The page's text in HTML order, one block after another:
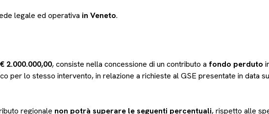
legale ed operativa in Veneto.
€ 2.000.000,00, consiste nella concessione di un contributo a fondo perduto
per lo stesso intervento, in relazione a richieste al GSE presentate in data
regionale non potrà superare le seguenti percentuali, rispetto alle